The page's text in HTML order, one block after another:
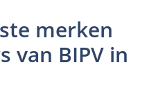
merken
van BIPV in